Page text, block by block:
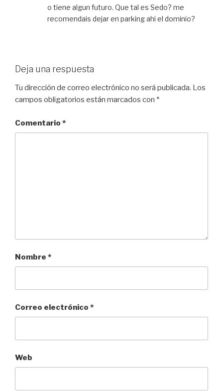
o tiene algun futuro. Que tal es Sedo? me
recomendais dejar en parking ahi el dominio?
Deja una respuesta
Tu dirección de correo electrónico no será publicada. Los
campos obligatorios están marcados con *
Comentario *
Nombre *
Correo electrónico *
Web